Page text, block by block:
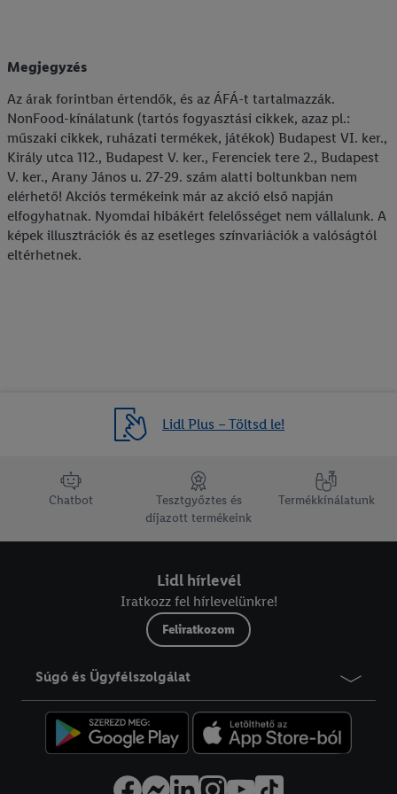
Megjegyzés
Az árak forintban értendők, és az ÁFÁ-t tartalmazzák.
NonFood-kínálatunk (tartós fogyasztási cikkek, azaz pl.:
műszaki cikkek, ruházati termékek, játékok) Budapest VI. ker.,
Király utca 112., Budapest V. ker., Ferenciek tere 2., Budapest
V. ker., Arany János u. 27-29. szám alatti boltunkban nem
elérhető! Akciós termékeink már az akció első napján
elfogyhatnak. Nyomdai hibákért felelősséget nem vállalunk. A
képek illusztrációk és az esetleges színvariációk a valóságtól
eltérhetnek.
Lidl Plus – Töltsd le!
lábléc navigáció
Chatbot
Tesztgyőztes és
díjazott termékeink
Termékkínálatunk
Lidl hírlevél
Iratkozz fel hírlevelünkre!
Feliratkozom
Súgó és Ügyfélszolgálat